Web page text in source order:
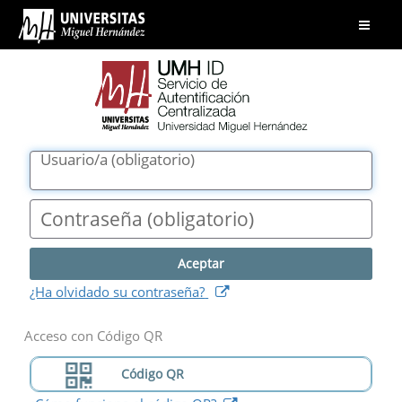
UMH
ID.
Servicio
Autentificación
Centralizada.
Universidad
Miguel
Hernández
Abrir
Usuario/a (obligatorio)
Contraseña (obligatorio)
¿Ha olvidado su contraseña? abre
Acceso con Código QR
Código QR